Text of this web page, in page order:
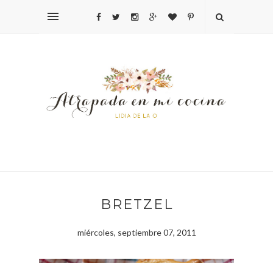
BRETZEL
miércoles, septiembre 07, 2011